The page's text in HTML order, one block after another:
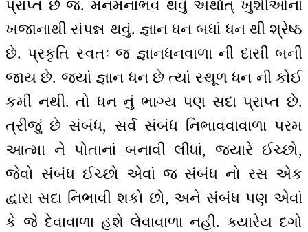
પ્રાપ્ત છે જ. મનમનાભવ થવું અર્થાત્ ખુશીઓનાં
ખજાનાથી સંપન્ન થવું. જ્ઞાન ધન બધાં ધન થી શ્રેષ્ઠ
છે. પ્રકૃતિ સ્વતઃ જ જ્ઞાનધનવાળા ની દાસી બની
જાય છે. જ્યાં જ્ઞાન ધન છે ત્યાં સ્થૂળ ધન ની કોઈ
કમી નથી. તો ધન નું ભાગ્ય પણ સદા પ્રાપ્ત છે.
ત્રીજું છે સંબંધ, સર્વ સંબંધ નિભાવવાવાળા પરમ
આત્મા ને પોતાનાં બનાવી લીધાં, જ્યારે ઈચ્છો,
જેવો સંબંધ ઈચ્છો એવાં જ સંબંધ નો રસ એક
દ્વારા સદા નિભાવી શકો છો, અને સંબંધ પણ એવાં
કે જે દેવાવાળા હશે લેવાવાળા નહીં. ક્યારેય દગો